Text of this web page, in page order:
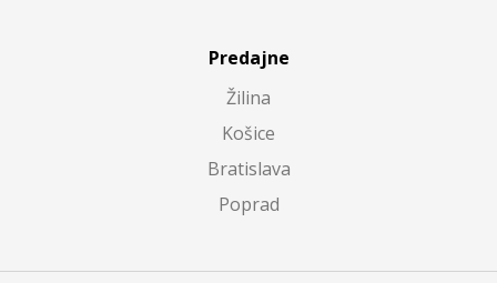
Predajne
Žilina
Košice
Bratislava
Poprad